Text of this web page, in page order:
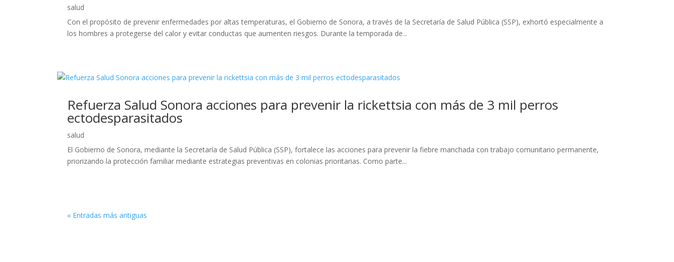
salud
Con el propósito de prevenir enfermedades por altas temperaturas, el Gobierno de Sonora, a través de la Secretaría de Salud Pública (SSP), exhortó especialmente a
los hombres a protegerse del calor y evitar conductas que aumenten riesgos. Durante la temporada de...
Refuerza Salud Sonora acciones para prevenir la rickettsia con más de 3 mil perros
ectodesparasitados
salud
El Gobierno de Sonora, mediante la Secretaría de Salud Pública (SSP), fortalece las acciones para prevenir la fiebre manchada con trabajo comunitario permanente,
priorizando la protección familiar mediante estrategias preventivas en colonias prioritarias. Como parte...
« Entradas más antiguas